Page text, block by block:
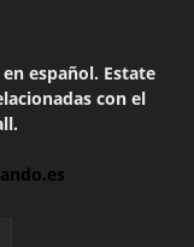
español. Estate
con el